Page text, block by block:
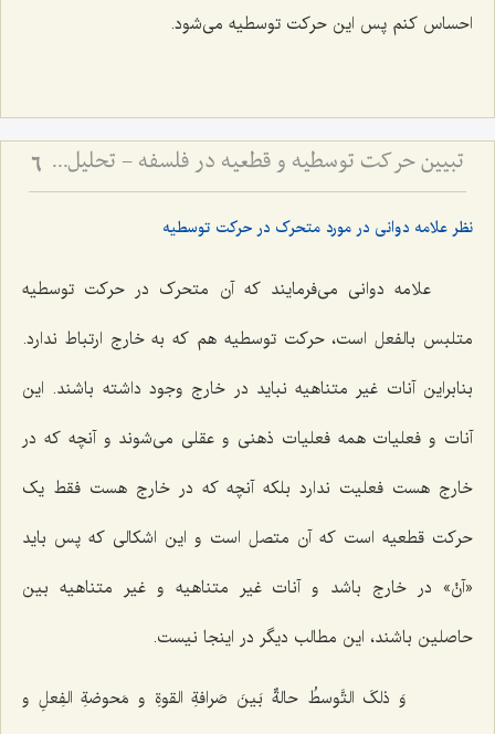
احساس کنم پس این حرکت توسطیه می‌شود.
تبیین حرکت توسطیه و قطعیه در فلسفه - تحلیل نسبت فعلیت و قوه در حرکت‌های تدریجی 6
نظر علامه دوانی در مورد متحرک در حرکت توسطیه
علامه دوانی می‌فرمایند که آن متحرک در حرکت توسطیه
متلبس بالفعل است، حرکت توسطیه هم که به خارج ارتباط ندارد.
بنابراین آنات غیر متناهیه نباید در خارج وجود داشته باشند. این
آنات و فعلیات همه فعلیات ذهنی و عقلی می‌شوند و آنچه که در
خارج هست فعلیت ندارد بلکه آنچه که در خارج هست فقط یک
حرکت قطعیه است که آن متصل است و این اشکالی که پس باید
«آنْ» در خارج باشد و آنات غیر متناهیه و غیر متناهیه بین
حاصلین باشند، این مطالب دیگر در اینجا نیست.
وَ ذلکَ التَّوسطُ حالةٌ بَینَ صَرافةِ القوةِ و مَحوضةِ الفِعلِ و